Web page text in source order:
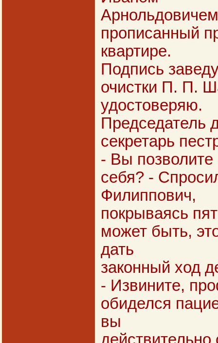
прописанный
квартире.
Подпись
очистки П. П.
удостоверяю.
Председатель
секретарь
- Вы позволите
себя? -
Филиппович,
покрываясь
может быть,
дать
законный ход
- Извините,
обиделся
вы